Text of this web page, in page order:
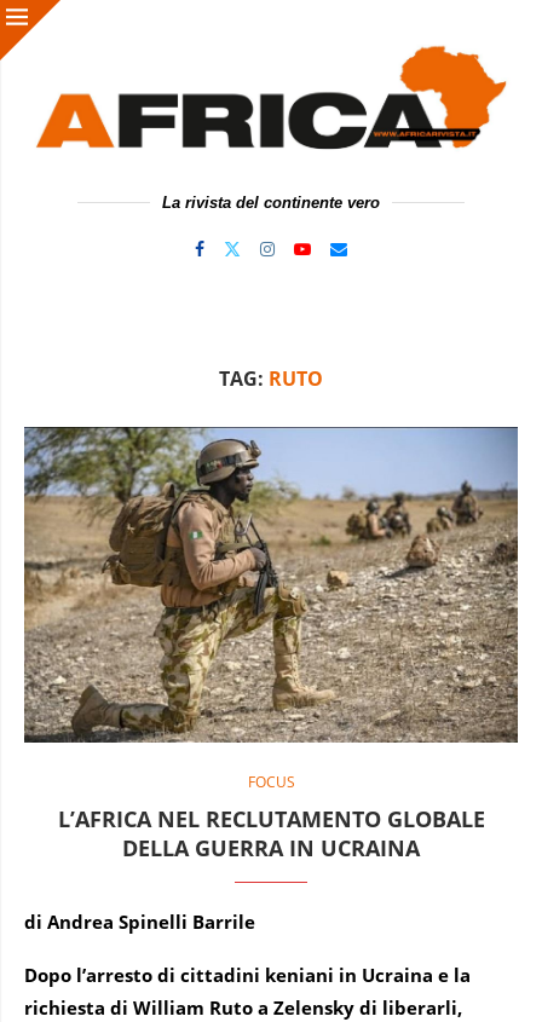
La rivista del continente vero
TAG: RUTO
FOCUS
L’AFRICA NEL RECLUTAMENTO GLOBALE
DELLA GUERRA IN UCRAINA
di Andrea Spinelli Barrile
Dopo l’arresto di cittadini keniani in Ucraina e la
richiesta di William Ruto a Zelensky di liberarli,